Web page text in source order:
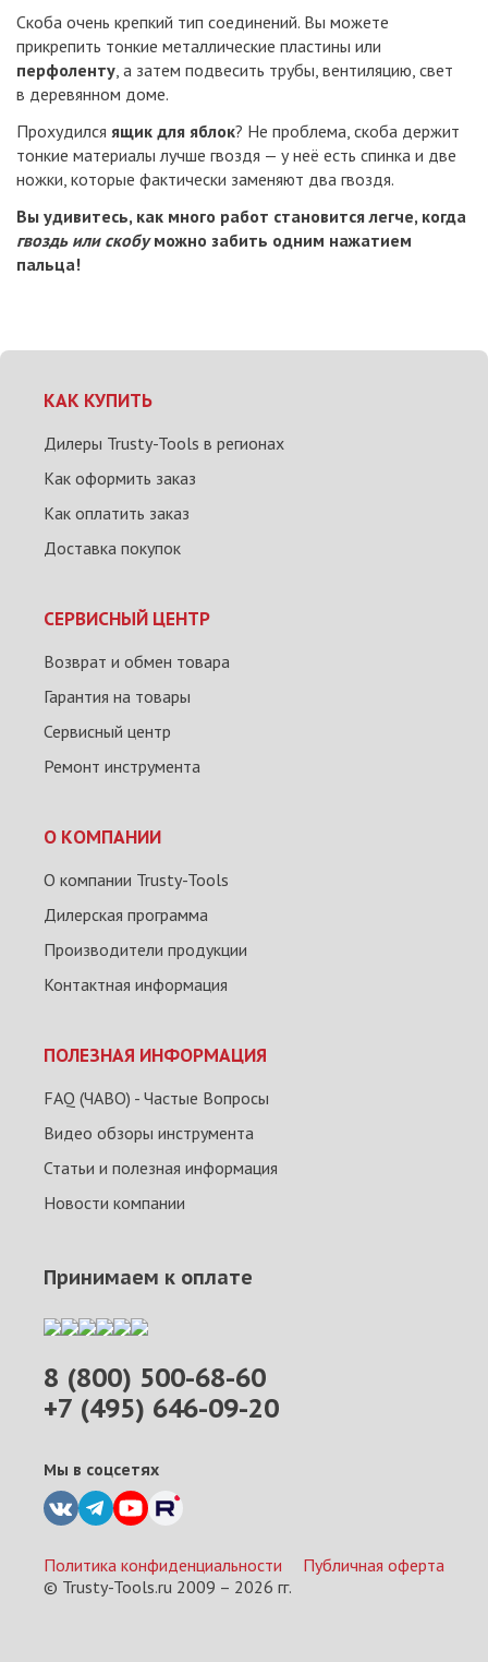
Скоба очень крепкий тип соединений. Вы можете
прикрепить тонкие металлические пластины или
перфоленту, а затем подвесить трубы, вентиляцию, свет
в деревянном доме.
Прохудился ящик для яблок? Не проблема, скоба держит
тонкие материалы лучше гвоздя — у неё есть спинка и две
ножки, которые фактически заменяют два гвоздя.
Вы удивитесь, как много работ становится легче, когда
гвоздь или скобуможно забить одним нажатием
пальца!
КАК КУПИТЬ
Дилеры Trusty-Tools в регионах
Как оформить заказ
Как оплатить заказ
Доставка покупок
СЕРВИСНЫЙ ЦЕНТР
Возврат и обмен товара
Гарантия на товары
Сервисный центр
Ремонт инструмента
О КОМПАНИИ
О компании Trusty-Tools
Дилерская программа
Производители продукции
Контактная информация
ПОЛЕЗНАЯ ИНФОРМАЦИЯ
FAQ (ЧАВО) - Частые Вопросы
Видео обзоры инструмента
Статьи и полезная информация
Новости компании
8 (800) 500-68-60
+7 (495) 646-09-20
Мы в соцсетях
Принимаем к оплате
Политика конфиденциальности
Публичная оферта
© Trusty-Tools.ru 2009 – 2026 гг.